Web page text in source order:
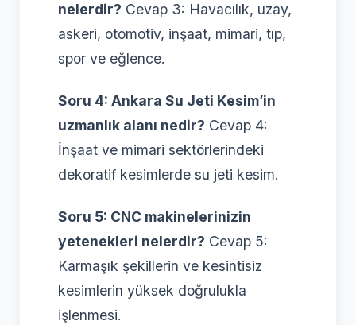
nelerdir? Cevap 3: Havacılık, uzay,
askeri, otomotiv, inşaat, mimari, tıp,
spor ve eğlence.
Soru 4: Ankara Su Jeti Kesim’in
uzmanlık alanı nedir? Cevap 4:
İnşaat ve mimari sektörlerindeki
dekoratif kesimlerde su jeti kesim.
Soru 5: CNC makinelerinizin
yetenekleri nelerdir? Cevap 5:
Karmaşık şekillerin ve kesintisiz
kesimlerin yüksek doğrulukla
işlenmesi.